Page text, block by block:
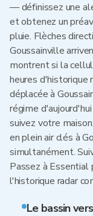
— définissez une
et obtenez un
pluie. Flèches
Goussainville
montrent si la
heures
déplacée à
régime
suivez votre
en plein air clés à
simultanément.
Passez à
l'historique radar
Le bassin